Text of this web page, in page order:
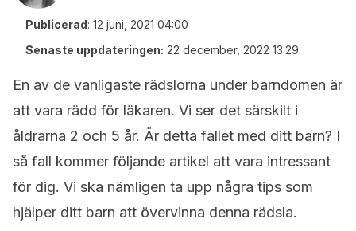
Publicerad: 12 juni, 2021 04:00
Senaste uppdateringen: 22 december, 2022 13:29
En av de vanligaste rädslorna under barndomen är
att vara rädd för läkaren. Vi ser det särskilt i
åldrarna 2 och 5 år. Är detta fallet med ditt barn? I
så fall kommer följande artikel att vara intressant
för dig. Vi ska nämligen ta upp några tips som
hjälper ditt barn att övervinna denna rädsla.